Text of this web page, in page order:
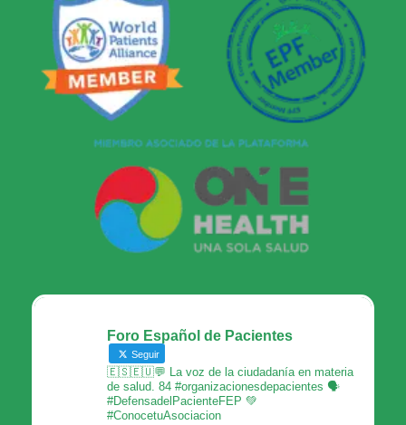
Foro Español de Pacientes
Seguir
🇪🇸🇪🇺💬 La voz de la ciudadanía en materia
de salud. 84 #organizacionesdepacientes 🗣
#DefensadelPacienteFEP 💚
#ConocetuAsociacion